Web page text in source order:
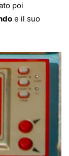
poi
e il suo